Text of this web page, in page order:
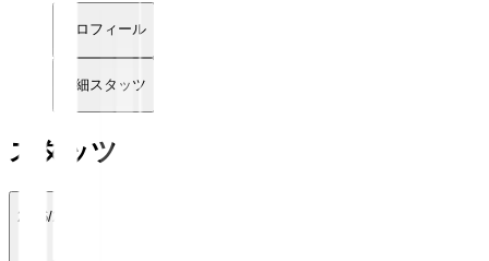
プロフィール
詳細スタッツ
スタッツ
2026/27